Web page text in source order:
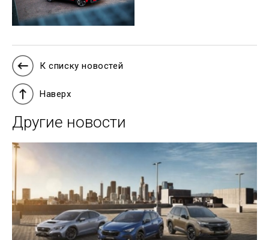
К списку новостей
Наверх
Другие новости